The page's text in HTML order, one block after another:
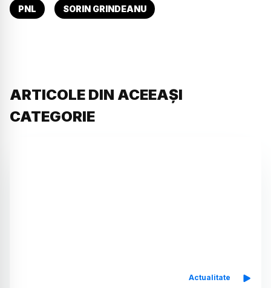
PNL SORIN GRINDEANU
ARTICOLE DIN ACEEAȘI
CATEGORIE
Actualitate